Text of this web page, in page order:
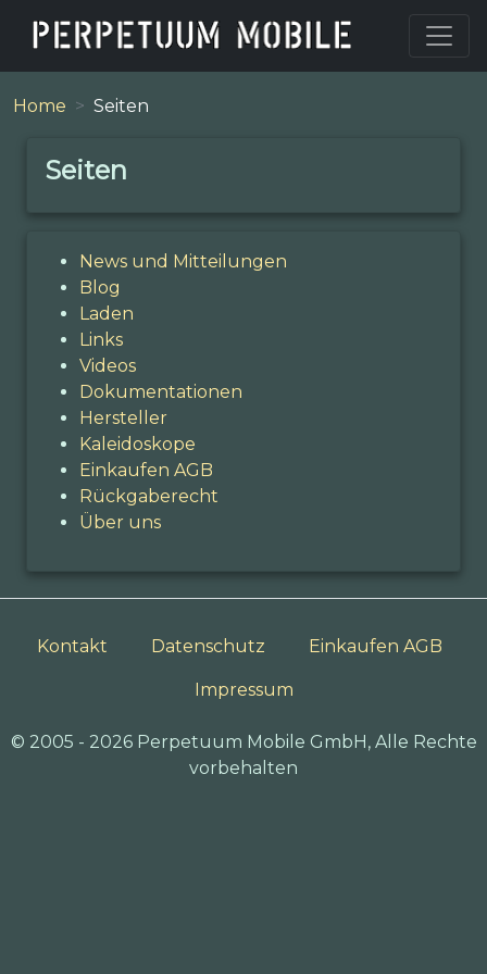
Home Seiten
Seiten
News und Mitteilungen
Blog
Laden
Links
Videos
Dokumentationen
Hersteller
Kaleidoskope
Einkaufen AGB
Rückgaberecht
Über uns
Kontakt Datenschutz Einkaufen AGB
Impressum
© 2005 - 2026 Perpetuum Mobile GmbH, Alle Rechte
vorbehalten